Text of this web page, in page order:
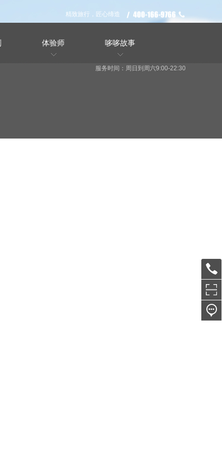
精致旅行，匠心缔造
体验师 哆哆故事
服务时间：周日到周六9:00-22:30